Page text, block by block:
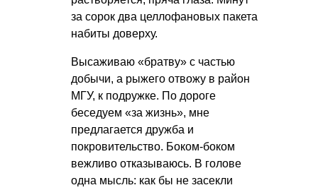
за сорок два целлофановых пакета
набиты доверху.
Высаживаю «братву» с частью
добычи, а рыжего отвожу в район
МГУ, к подружке. По дороге
беседуем «за жизнь», мне
предлагается дружба и
покровительство. Боком-боком
вежливо отказываюсь. В голове
одна мысль: как бы не засекли